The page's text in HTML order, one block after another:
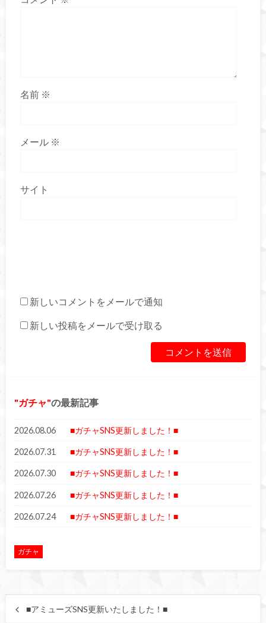
名前 ※
メール ※
サイト
新しいコメントをメールで通知
新しい投稿をメールで受け取る
ガチャ の最新記事
2026.08.06 ■ガチャSNS更新しました！■
2026.07.31 ■ガチャSNS更新しました！■
2026.07.30 ■ガチャSNS更新しました！■
2026.07.26 ■ガチャSNS更新しました！■
2026.07.24 ■ガチャSNS更新しました！■
ガチャ
■アミューズSNS更新いたしました！■